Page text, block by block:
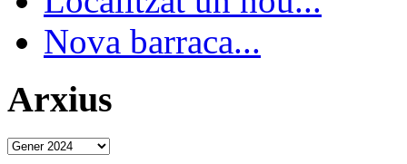
Nova barraca...
Arxius